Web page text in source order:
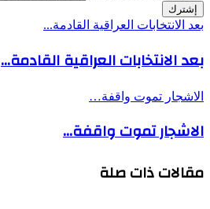
بعد الانتخابات العراقية القادمة...
بعد الانتخابات العراقية القادمة...
الاشجار تموت واقفة…
الاشجار تموت واقفة…
مقالات ذات صلة